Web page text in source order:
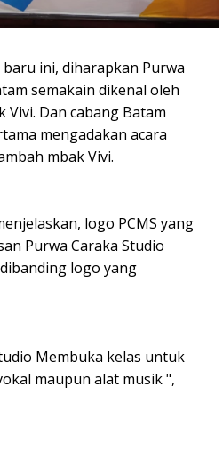
ini, diharapkan Purwa
semakain dikenal oleh
Vivi. Dan cabang Batam
mengadakan acara
mbak Vivi.
logo PCMS yang
Purwa Caraka Studio
logo yang
Membuka kelas untuk
maupun alat musik ",